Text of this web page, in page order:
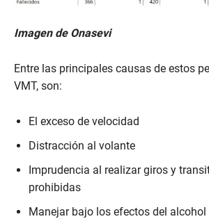
Imagen de Onasevi
Entre las principales causas de estos
VMT, son:
El exceso de velocidad
Distracción al volante
Imprudencia al realizar giros y
prohibidas
Manejar bajo los efectos del alcohol